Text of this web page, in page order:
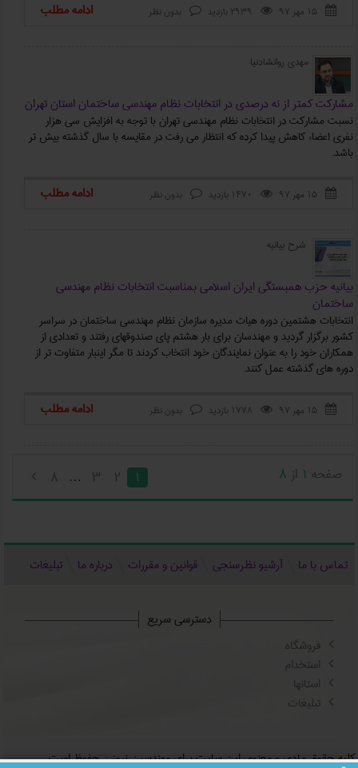
 ۱۵ مهر ۹۷  2939 بازدید  بدون نظر ادامه مطلب
مهدی روانشادنیا
مشارکت کمتر از نه درصدی در انتخابات نظام ‌مهندسی ساختمان استان تهران
نسبت مشارکت در انتخابات نظام مهندسی تهران با توجه به افزایش سی هزار
نفری اعضاء کاهش پیدا کرده که انتظار می ‌رفت در مقایسه با سال گذشته بیش ‌تر
باشد.
 ۱۵ مهر ۹۷  1470 بازدید  بدون نظر ادامه مطلب
شرح بیانیه
بیانیه حزب همبستگی ایران اسلامی بمناسبت انتخابات نظام مهندسی
ساختمان
انتخابات هشتمین دوره هیات مدیره سازمان نظام مهندسی ساختمان در سراسر
کشور برگزار گردید و مهندسان برای بار هشتم پای صندوقهای رفتند و تعدادی از
همکاران خود را به عنوان نمایندگان خود انتخاب کردند تا مگر اینبار متفاوت تر از
دوره های گذشته عمل کنند.
 ۱۵ مهر ۹۷  1778 بازدید  بدون نظر ادامه مطلب
صفحه 1 از 8
1
2
3
…
8

تماس با ما آرشیو نظرسنجی قوانین و مقررات درباره ما تبلیغات
دسترسی سریع
فروشگاه
استخدام
استانها
تبلیغات
کلیه حقوق مادی و معنوی این سایت برای مهندسین نیوز، محفوظ است.